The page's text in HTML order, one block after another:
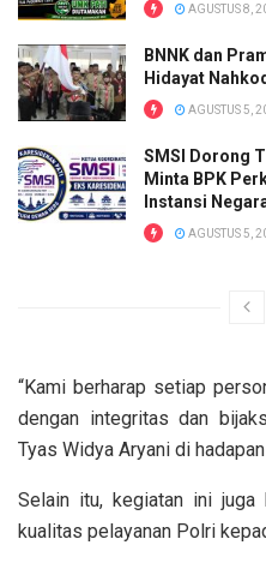
AGUSTUS 8,
BNNK dan
Hidayat
AGUSTUS 5,
SMSI Dorong
Minta BPK
Instansi
AGUSTUS 5,
“Kami berharap setiap
dengan integritas dan
Tyas Widya Aryani di
Selain itu, kegiatan ini juga
kualitas pelayanan Polri